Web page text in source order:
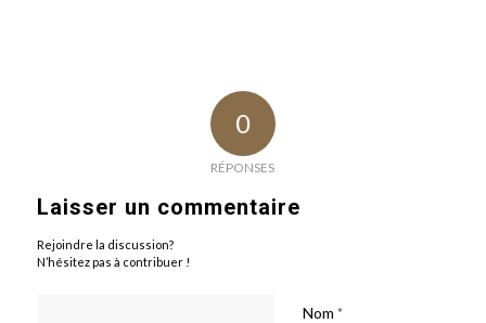
0
RÉPONSES
Laisser un commentaire
Rejoindre la discussion?
N’hésitez pas à contribuer !
Nom *